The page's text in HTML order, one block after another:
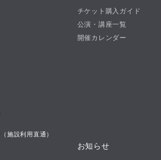
（施設利用直通）
チケット購入ガイド
公演・講座一覧
開催カレンダー
お知らせ